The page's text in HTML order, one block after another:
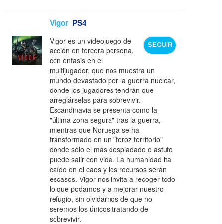
Vigor PS4
SEGUIR
Vigor es un videojuego de
acción en tercera persona,
con énfasis en el
multijugador, que nos muestra un
mundo devastado por la guerra nuclear,
donde los jugadores tendrán que
arreglárselas para sobrevivir.
Escandinavia se presenta como la
"última zona segura" tras la guerra,
mientras que Noruega se ha
transformado en un "feroz territorio"
donde sólo el más despiadado o astuto
puede salir con vida. La humanidad ha
caído en el caos y los recursos serán
escasos. Vigor nos invita a recoger todo
lo que podamos y a mejorar nuestro
refugio, sin olvidarnos de que no
seremos los únicos tratando de
sobrevivir.